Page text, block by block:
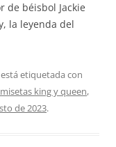
de béisbol Jackie
la leyenda del
etiquetada con
king y queen,
de 2023.